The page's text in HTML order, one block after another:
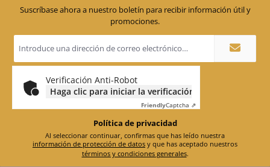
Suscríbase ahora a nuestro boletín para recibir información útil y
promociones.
Dirección
de
electrónico
Verificación Anti-Robot
Haga clic para iniciar la verificación
FriendlyCaptcha ⇗
Política de privacidad
información de protección de datos
términos y condiciones generales.